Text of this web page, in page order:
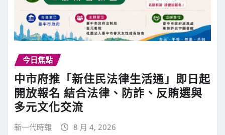
今日焦點
中市府推「新住民法律生活通」即日起
開放報名 結合法律、防詐、反賄選與
多元文化交流
新一代時報 8 月 4, 2026